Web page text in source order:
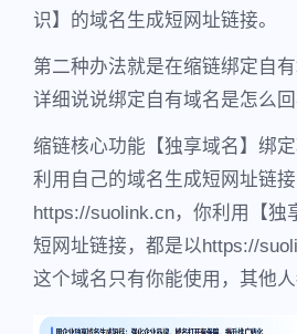
识】的域名生成短网址链接。
第二种办法就是在缩链绑定自
详细说说绑定自有域名是怎么回
缩链核心功能【独享域名】绑
利用自己的域名生成短网址链
https://suolink.cn，你利用【独
短网址链接，都是以https://
这个域名只有你能使用，其他人